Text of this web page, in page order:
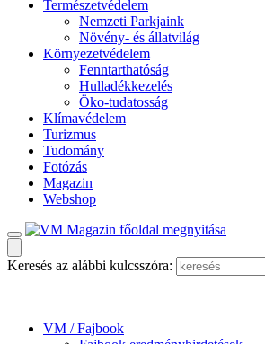
Természetvédelem
Nemzeti Parkjaink
Növény- és állatvilág
Környezetvédelem
Fenntarthatóság
Hulladékkezelés
Öko-tudatosság
Klímavédelem
Turizmus
Tudomány
Fotózás
Magazin
Webshop
Keresés az alábbi kulcsszóra:
VM / Fajbook